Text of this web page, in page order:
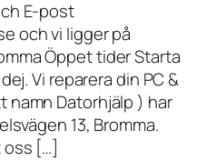
E-post
och vi ligger på
Öppet tider Starta
Vi reparera din PC &
namn Datorhjälp ) har
13, Bromma.
oss […]